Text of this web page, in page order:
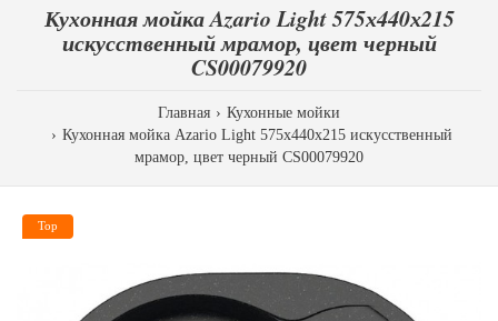
Кухонная мойка Azario Light 575х440х215
искусственный мрамор, цвет черный
CS00079920
Главная
Кухонные мойки
Кухонная мойка Azario Light 575х440х215 искусственный
мрамор, цвет черный CS00079920
Top